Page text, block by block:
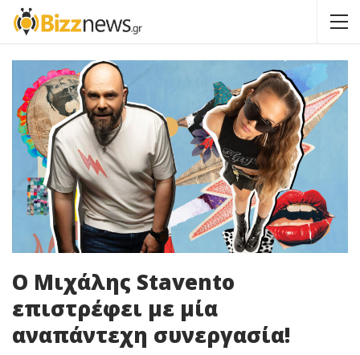
Ο Μιχάλης Stavento
επιστρέφει με μία
αναπάντεχη συνεργασία!